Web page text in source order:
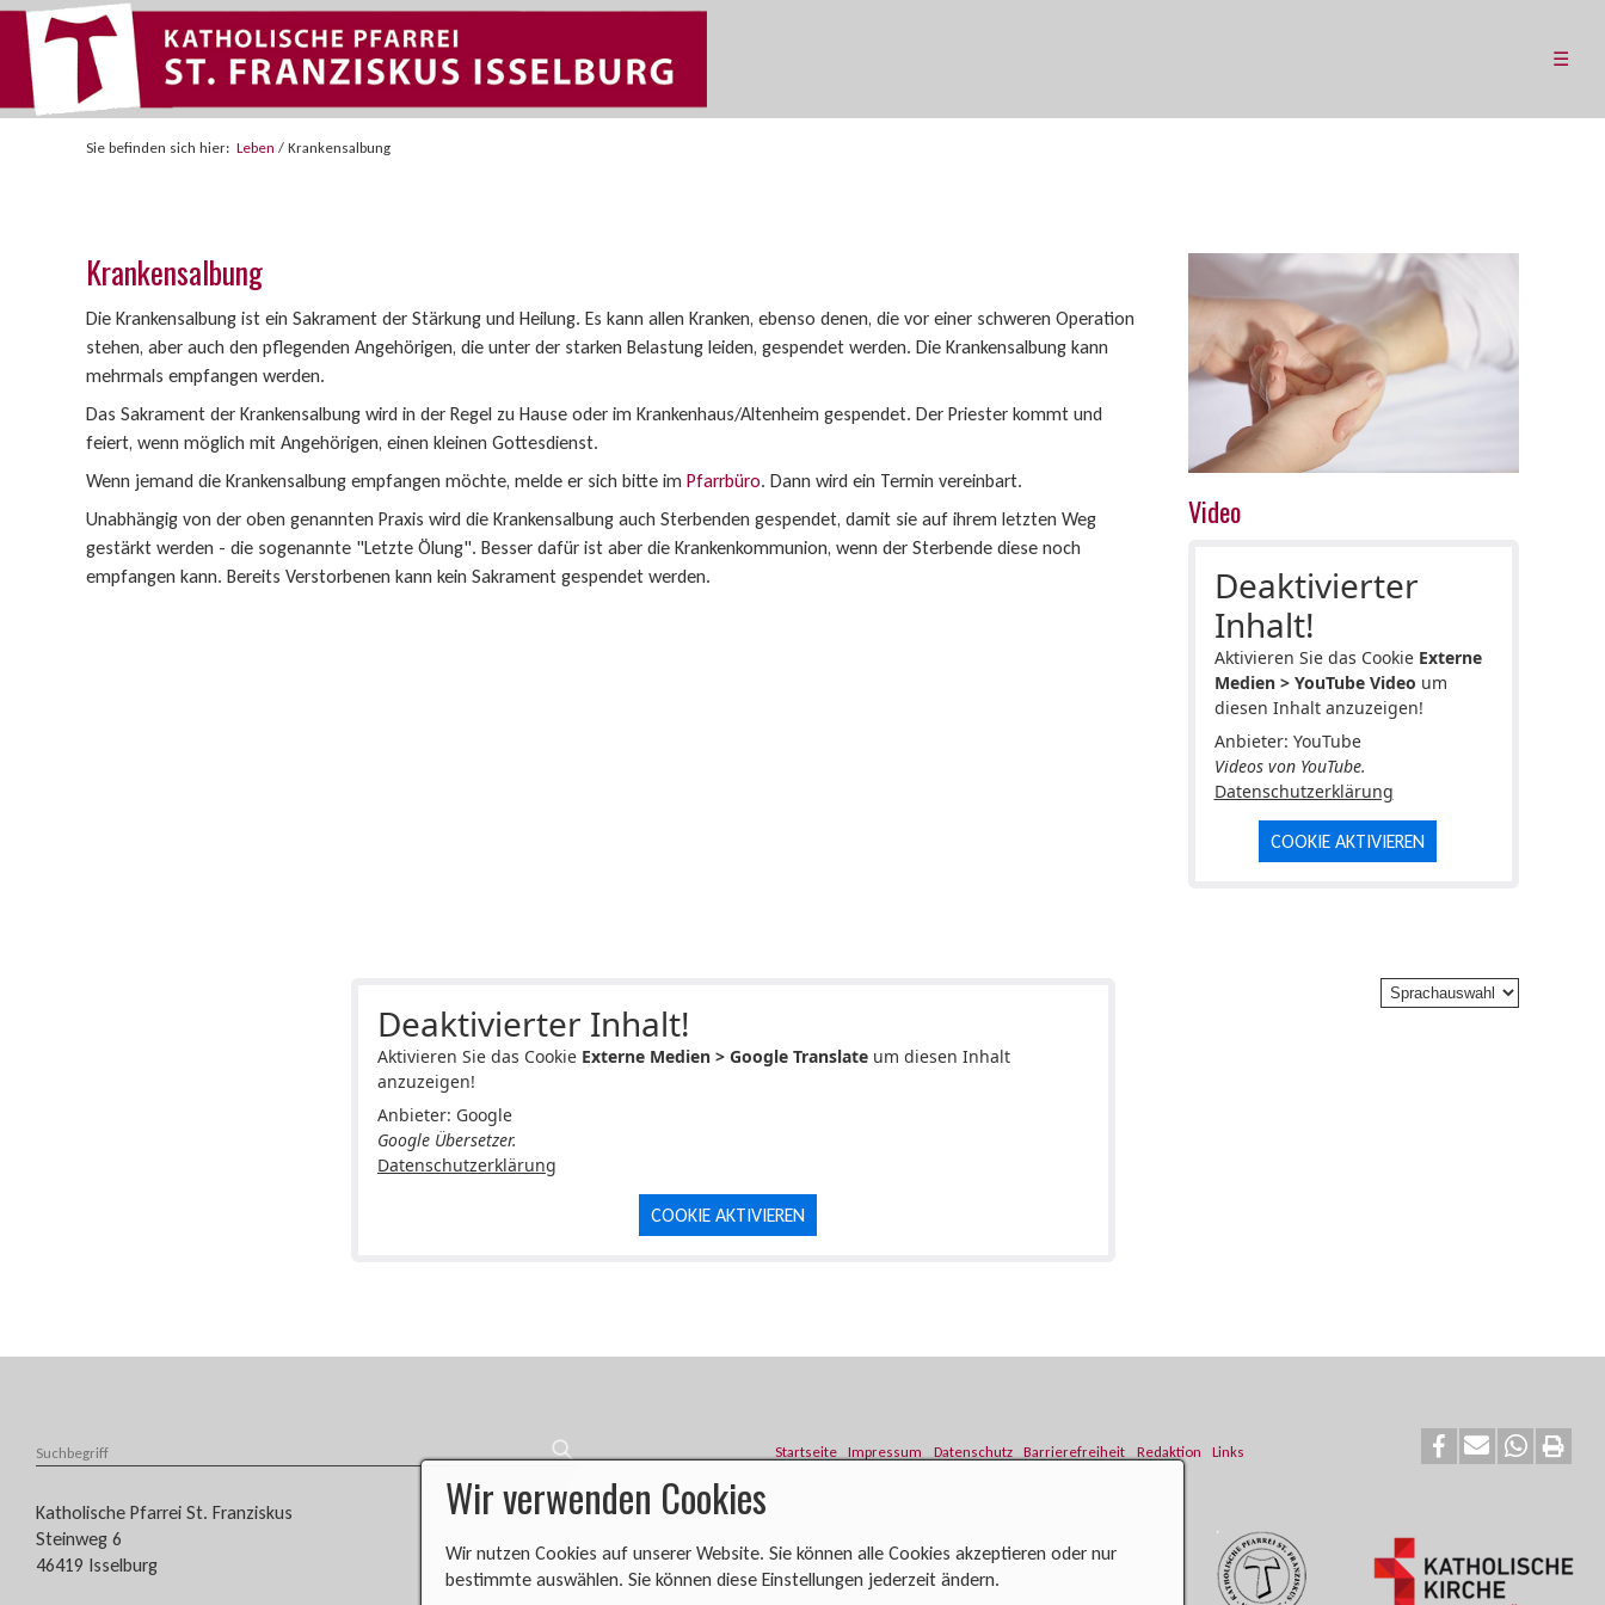
☰
Sie befinden sich hier: Leben / Krankensalbung
Krankensalbung
Die Krankensalbung ist ein Sakrament der Stärkung und Heilung. Es kann allen Kranken, ebenso denen, die vor einer schweren Operation
stehen, aber auch den pflegenden Angehörigen, die unter der starken Belastung leiden, gespendet werden. Die Krankensalbung kann
mehrmals empfangen werden.
Das Sakrament der Krankensalbung wird in der Regel zu Hause oder im Krankenhaus/Altenheim gespendet. Der Priester kommt und
feiert, wenn möglich mit Angehörigen, einen kleinen Gottesdienst.
Wenn jemand die Krankensalbung empfangen möchte, melde er sich bitte im Pfarrbüro. Dann wird ein Termin vereinbart.
Unabhängig von der oben genannten Praxis wird die Krankensalbung auch Sterbenden gespendet, damit sie auf ihrem letzten Weg
gestärkt werden - die sogenannte "Letzte Ölung". Besser dafür ist aber die Krankenkommunion, wenn der Sterbende diese noch
empfangen kann. Bereits Verstorbenen kann kein Sakrament gespendet werden.
Video
Deaktivierter
Inhalt!
Aktivieren Sie das Cookie Externe
Medien > YouTube Video um
diesen Inhalt anzuzeigen!
Anbieter: YouTube
Videos von YouTube.
Datenschutzerklärung
COOKIE AKTIVIEREN
Deaktivierter Inhalt!
Aktivieren Sie das Cookie Externe Medien > Google Translate um diesen Inhalt
anzuzeigen!
Anbieter: Google
Google Übersetzer.
Datenschutzerklärung
COOKIE AKTIVIEREN
Startseite Impressum Datenschutz Barrierefreiheit Redaktion Links
​​​​Katholische Pfarrei St. Franziskus
Steinweg 6
46419 Isselburg
Wir verwenden Cookies
Wir nutzen Cookies auf unserer Website. Sie können alle Cookies akzeptieren oder nur
bestimmte auswählen. Sie können diese Einstellungen jederzeit ändern.